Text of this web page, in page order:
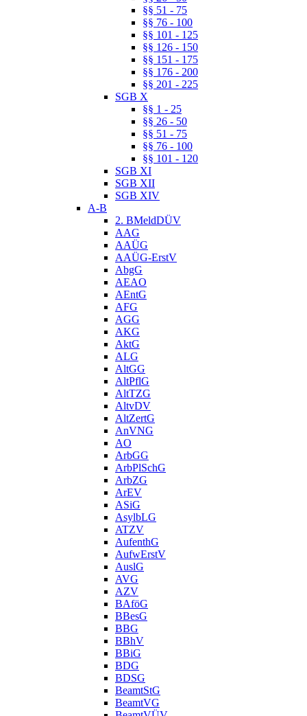
§§ 51 - 75
§§ 76 - 100
§§ 101 - 125
§§ 126 - 150
§§ 151 - 175
§§ 176 - 200
§§ 201 - 225
SGB X
§§ 1 - 25
§§ 26 - 50
§§ 51 - 75
§§ 76 - 100
§§ 101 - 120
SGB XI
SGB XII
SGB XIV
A-B
2. BMeldDÜV
AAG
AAÜG
AAÜG-ErstV
AbgG
AEAO
AEntG
AFG
AGG
AKG
AktG
ALG
AltGG
AltPflG
AltTZG
AltvDV
AltZertG
AnVNG
AO
ArbGG
ArbPlSchG
ArbZG
ArEV
ASiG
AsylbLG
ATZV
AufenthG
AufwErstV
AuslG
AVG
AZV
BAföG
BBesG
BBG
BBhV
BBiG
BDG
BDSG
BeamtStG
BeamtVG